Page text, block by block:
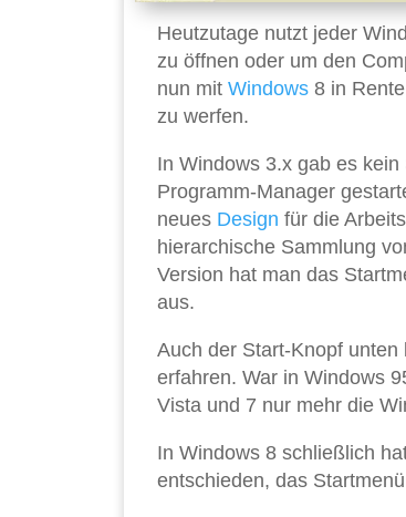
Heutzutage nutzt jeder
zu öffnen oder um den
nun mit Windows 8 in
zu werfen.
In Windows 3.x gab es
Programm-Manager
neues Design für die
hierarchische Sammlung
Version hat man das
aus.
Auch der Start-Knopf
erfahren. War in Windows
Vista und 7 nur mehr die
In Windows 8 schließlich
entschieden, das